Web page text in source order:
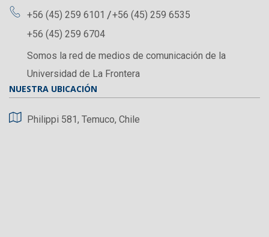
+56 (45) 259 6101
+56 (45) 259 6535
+56 (45) 259 6704
Somos la red de medios de comunicación de la
Universidad de La Frontera
NUESTRA UBICACIÓN
Philippi 581, Temuco, Chile